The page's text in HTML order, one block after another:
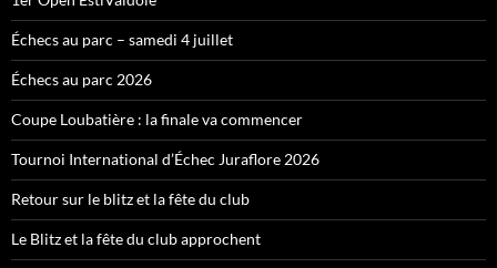
Échecs au parc – samedi 4 juillet
Échecs au parc 2026
Coupe Loubatière : la finale va commencer
Tournoi International d’Échec Juraflore 2026
Retour sur le blitz et la fête du club
Le Blitz et la fête du club approchent